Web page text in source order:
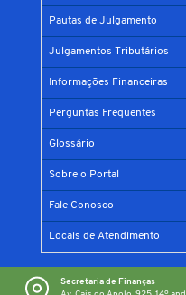
Pautas de Julgamento
Julgamentos Tributários
Informações Financeiras
Perguntas Frequentes
Glossário
Sobre o Portal
Fale Conosco
Locais de Atendimento
Secretaria de Finanças